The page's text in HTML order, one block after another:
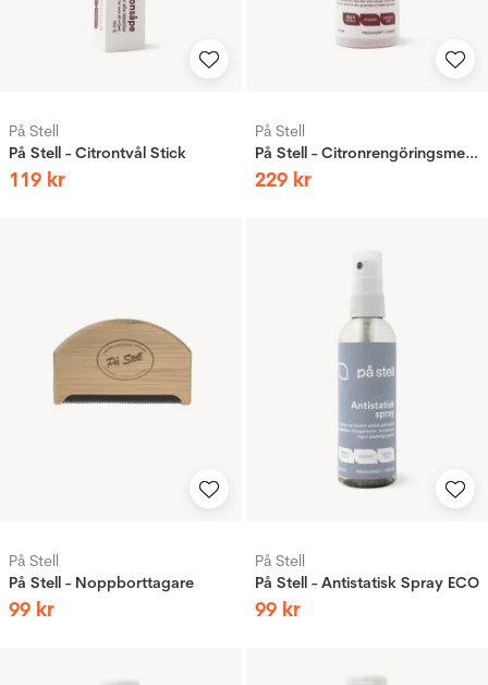
På Stell
På Stell - Citrontvål Stick
119 kr
På Stell
På Stell - Citronrengöringsmedel
229 kr
På Stell
På Stell - Noppborttagare
99 kr
På Stell
På Stell - Antistatisk Spray ECO
99 kr